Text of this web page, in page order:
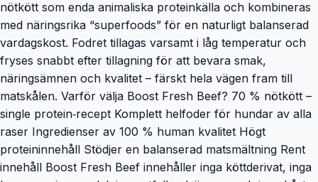
nötkött som enda animaliska proteinkälla och kombineras
med näringsrika “superfoods” för en naturligt balanserad
vardagskost. Fodret tillagas varsamt i låg temperatur och
fryses snabbt efter tillagning för att bevara smak,
näringsämnen och kvalitet – färskt hela vägen fram till
matskålen. Varför välja Boost Fresh Beef? 70 % nötkött –
single protein‑recept Komplett helfoder för hundar av alla
raser Ingredienser av 100 % human kvalitet Högt
proteininnehåll Stödjer en balanserad matsmältning Rent
innehåll Boost Fresh Beef innehåller inga köttderivat, inga